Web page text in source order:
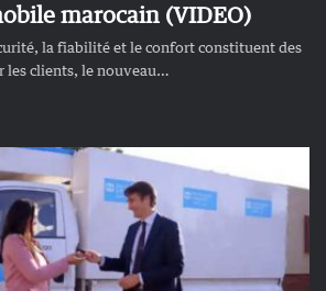
marocain (VIDEO)
la fiabilité et le confort constituent des
les clients, le nouveau…